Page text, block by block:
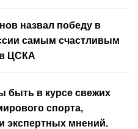
назвал победу в
самым счастливым
ЦСКА
быть в курсе свежих
спорта,
экспертных мнений.